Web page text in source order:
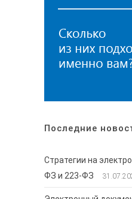
Последние
Стратегии на
ФЗ и 223-ФЗ